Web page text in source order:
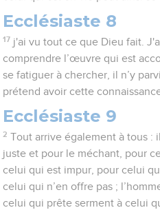
Ecclésiaste 8
17 j'ai vu tout ce que Dieu fait.
comprendre l’œuvre qui est
se fatiguer à chercher, il n’y
prétend avoir cette
Ecclésiaste 9
2 Tout arrive également à tous :
juste et pour le méchant, pour
celui qui est impur, pour celui
celui qui n’en offre pas ;
celui qui prête serment à celui